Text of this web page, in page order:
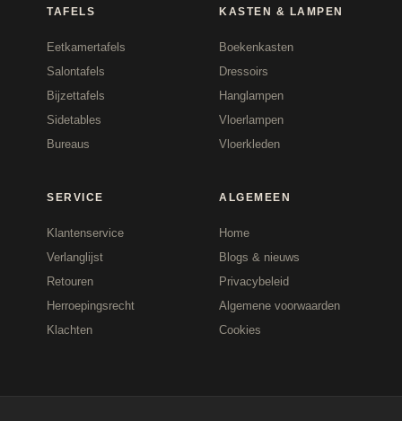
TAFELS
Eetkamertafels
Salontafels
Bijzettafels
Sidetables
Bureaus
KASTEN & LAMPEN
Boekenkasten
Dressoirs
Hanglampen
Vloerlampen
Vloerkleden
SERVICE
Klantenservice
Verlanglijst
Retouren
Herroepingsrecht
Klachten
ALGEMEEN
Home
Blogs & nieuws
Privacybeleid
Algemene voorwaarden
Cookies